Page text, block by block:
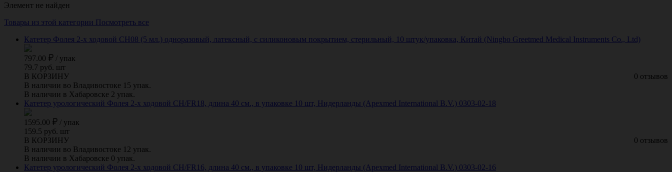
Элемент не найден
Товары из этой категории Посмотреть все
Катетер Фолея 2-х ходовой CH08 (5 мл.) одноразовый, латексный, с силиконовым покрытием, стерильный, 10 штук/упаковка, Китай (Ningbo Greetmed Medical Instruments Co., Ltd)
797.00 / упак
79.7 руб. шт
0 отзывов
В КОРЗИНУ
В наличии во Владивостоке 15 упак.
В наличии в Хабаровске 2 упак.
Катетер урологический Фолея 2-х ходовой CH/FR18, длина 40 см., в упаковке 10 шт, Нидерланды (Apexmed International B.V.) 0303-02-18
1595.00 / упак
159.5 руб. шт
0 отзывов
В КОРЗИНУ
В наличии во Владивостоке 12 упак.
В наличии в Хабаровске 0 упак.
Катетер урологический Фолея 2-х ходовой CH/FR16, длина 40 см., в упаковке 10 шт, Нидерланды (Apexmed International B.V.) 0303-02-16